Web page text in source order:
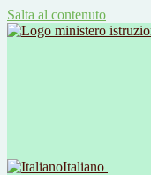
Salta al contenuto
Italiano